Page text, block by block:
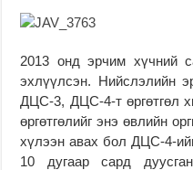
2013 онд эрчим хүчний
эхлүүлсэн. Нийслэлийн
ДЦС-3, ДЦС-4-т өргөтгөл
өргөтгөлийг энэ өвлийн
хүлээн авах бол ДЦС-4-
10 дугаар сард